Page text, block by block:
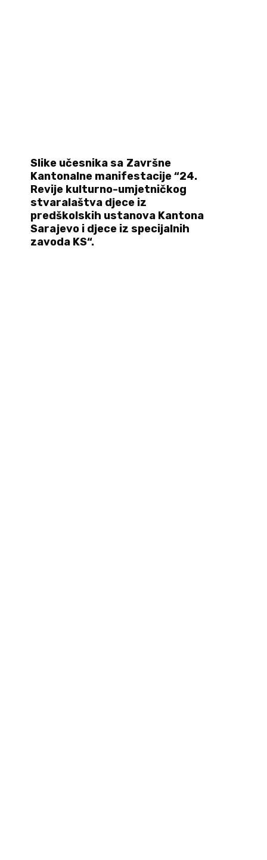
Slike učesnika sa Završne
Kantonalne manifestacije “24.
Revije kulturno-umjetničkog
stvaralaštva djece iz
predškolskih ustanova Kantona
Sarajevo i djece iz specijalnih
zavoda KS“.